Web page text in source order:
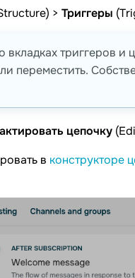
> Триггеры
триггеров и
переместить.
цепочку
в конструкторе